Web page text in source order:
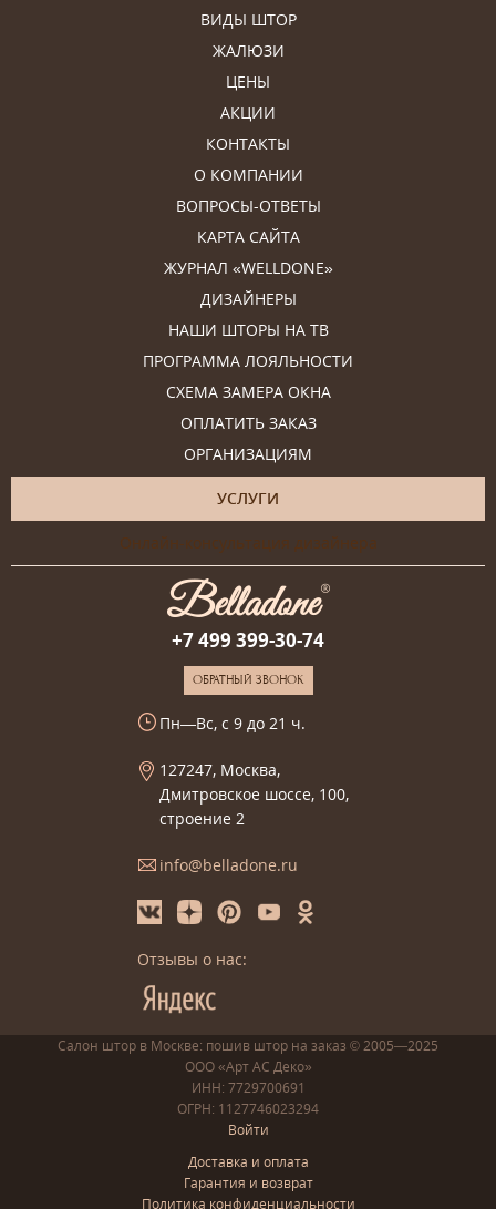
ВИДЫ ШТОР
ЖАЛЮЗИ
ЦЕНЫ
АКЦИИ
КОНТАКТЫ
О КОМПАНИИ
ВОПРОСЫ-ОТВЕТЫ
КАРТА САЙТА
ЖУРНАЛ «WELLDONE»
ДИЗАЙНЕРЫ
НАШИ ШТОРЫ НА ТВ
ПРОГРАММА ЛОЯЛЬНОСТИ
СХЕМА ЗАМЕРА ОКНА
ОПЛАТИТЬ ЗАКАЗ
ОРГАНИЗАЦИЯМ
УСЛУГИ
Онлайн-консультация дизайнера
+7 499 399-30-74
ОБРАТНЫЙ ЗВОНОК
Пн—Вс, с 9 до 21 ч.
127247, Москва,
Дмитровское шоссе, 100,
строение 2
info@belladone.ru
Отзывы о нас:
Салон штор в Москве: пошив штор на заказ © 2005—2025
ООО «Арт АС Деко»
ИНН: 7729700691
ОГРН: 1127746023294
Войти
Доставка и оплата
Гарантия и возврат
Политика конфиденциальности